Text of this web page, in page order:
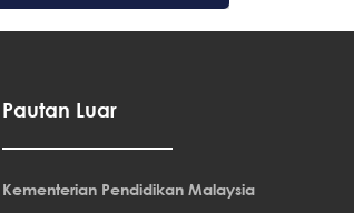
Pautan Luar
Kementerian Pendidikan Malaysia